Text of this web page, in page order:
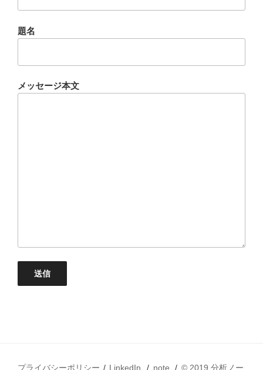
題名
メッセージ本文
プライバシーポリシー LinkedIn note © 2019 分析ノー